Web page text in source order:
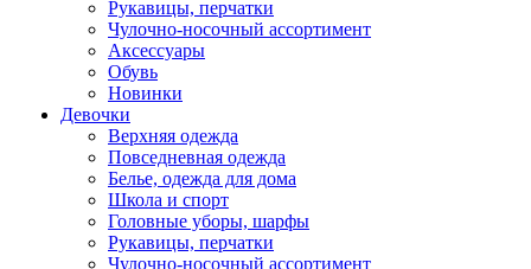
Рукавицы, перчатки
Чулочно-носочный ассортимент
Аксессуары
Обувь
Новинки
Девочки
Верхняя одежда
Повседневная одежда
Белье, одежда для дома
Школа и спорт
Головные уборы, шарфы
Рукавицы, перчатки
Чулочно-носочный ассортимент